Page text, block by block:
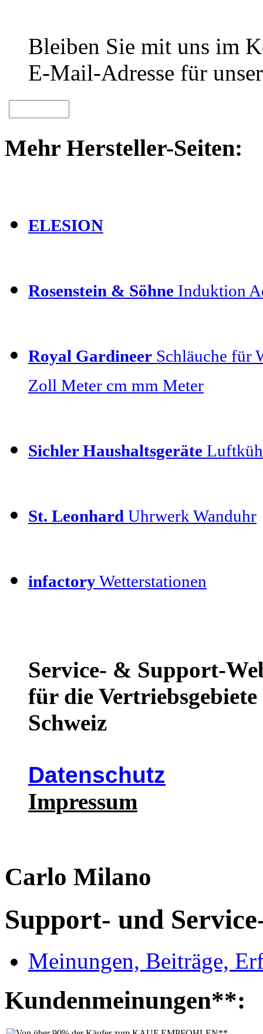
Bleiben Sie mit uns im
E-Mail-Adresse für
Mehr Hersteller-Seiten:
ELESION
Rosenstein & Söhne Induktion
Royal Gardineer Schläuche für
Zoll Meter cm mm Meter
Sichler Haushaltsgeräte
St. Leonhard Uhrwerk Wanduhr
infactoryWetterstationen
Service- & Support-
für die
Schweiz
Datenschutz
Impressum
Carlo Milano
Support- und
Meinungen, Beiträge,
Kundenmeinungen**: